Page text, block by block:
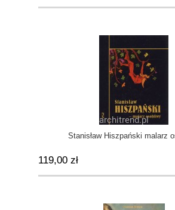
Stanisław Hiszpański malarz
119,00 zł